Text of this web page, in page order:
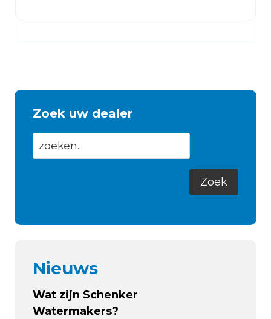
Zoek uw dealer
Nieuws
Wat zijn Schenker
Watermakers?